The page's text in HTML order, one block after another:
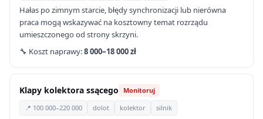
Hałas po zimnym starcie, błędy synchronizacji lub nierówna
praca mogą wskazywać na kosztowny temat rozrządu
umieszczonego od strony skrzyni.
🔧 Koszt naprawy:8 000–18 000 zł
Klapy kolektora ssącego Monitoruj
📍 100 000–220 000 dolot kolektor silnik